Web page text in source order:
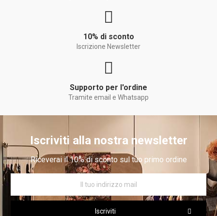
10% di sconto
Iscrizione Newsletter
Supporto per l'ordine
Tramite email e Whatsapp
Iscriviti alla nostra newsletter
Riceverai il 10% di sconto sul tuo primo ordine
Iscriviti